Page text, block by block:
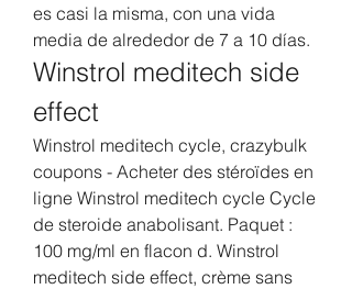
es casi la misma, con una vida
media de alrededor de 7 a 10 días.
Winstrol meditech side
effect
Winstrol meditech cycle, crazybulk
coupons - Acheter des stéroïdes en
ligne Winstrol meditech cycle Cycle
de steroide anabolisant. Paquet :
100 mg/ml en flacon d. Winstrol
meditech side effect, crème sans